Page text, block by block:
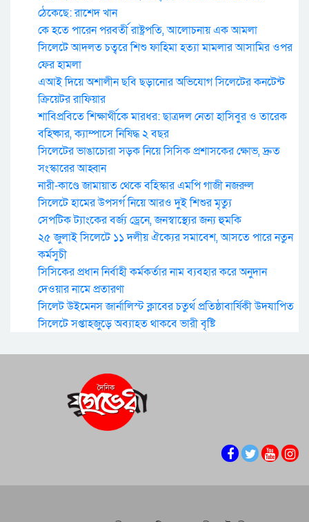
ঠেকেছে: রাশেদ খান
কে হতে পারেন পরবর্তী রাষ্ট্রপতি, আলোচনায় এক আমলা
সিলেটে আদলত চত্বরে শিশু ফাহিমা হত্যা মামলার আসামির ওপর
ফের হামলা
এআই দিয়ে অশালীন ছবি ছড়ানোর অভিযোগ সিলেটের কনটেন্ট
ক্রিয়েটর রাফিয়ার
শাবিপ্রবিতে শিক্ষার্থীকে মারধর: ছাত্রদল নেতা হাসিবুর ও তারেক
বহিষ্কার, ক্যাম্পাসে নিষিদ্ধ ২ বছর
সিলেটের ভাঙাচোরা সড়ক নিয়ে সিসিক প্রশাসকের ক্ষোভ, দ্রুত
সংস্কারের আহ্বান
নারী-কাণ্ডে জামায়াত থেকে বহিস্কার এমপি গাজী নজরুল
সিলেটে হামের উপসর্গ নিয়ে আরও দুই শিশুর মৃত্যু
সেপটিক ট্যাংকের বর্জ্য ড্রেনে, জনস্বাস্থ্যের জন্য হুমকি
২৫ জুলাই সিলেটে ১১ দলীয় ঐক্যের সমাবেশ, আসতে পারে নতুন
কর্মসুচী
সিসিকের প্রধান নির্বাহী কর্মকর্তার নাম ব্যবহার করে অনুদান
দেওয়ার নামে প্রতারণা
সিলেট উইমেনস জার্নালিস্ট ক্লাবের চতুর্থ প্রতিষ্ঠাবার্ষিকী উদযাপিত
সিলেটে সপ্তাহজুড়ে অব্যাহত থাকবে ভারী বৃষ্টি